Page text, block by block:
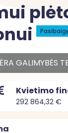
GALIMYBĖS
Kvietimo
292 864,32 €